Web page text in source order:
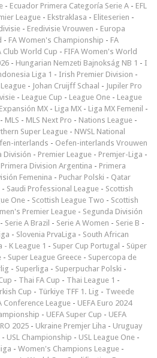
- Ecuador Primera Categoría Serie A - EFL
League - Ekstraklasa - Eliteserien -
- Eredivisie Vrouwen - Europa
- FA Women's Championship - FA
Club World Cup - FIFA Women's World
- Hungarian Nemzeti Bajnokság NB 1 - I
Liga 1 - Irish Premier Division -
League - Johan Cruijff Schaal - Jupiler Pro
- League Cup - League One - League
MX - Liga MX - Liga MX Femenil -
- MLS - MLS Next Pro - Nations League -
Super League - NWSL National
interlands - Oefen-interlands Vrouwen
División - Premier League - Premjer-Liga -
Primera Division Argentina - Primera
Femenina - Puchar Polski - Qatar
- Saudi Professional League - Scottish
One - Scottish League Two - Scottish
Premier League - Segunda División
- Serie A Brazil - Serie A Women - Serie B -
- Slovenia PrvaLiga - South African
- K League 1 - Super Cup Portugal - Süper
- Super League Greece - Supercopa de
- Superliga - Superpuchar Polski -
- Thai FA Cup - Thai League 1 -
Cup - Türkiye TFF 1. Lig - Tweede
Conference League - UEFA Euro 2024
- UEFA Super Cup - UEFA
2025 - Ukraine Premjer Liha - Uruguay
- USL Championship - USL League One -
- Women's Champions League -